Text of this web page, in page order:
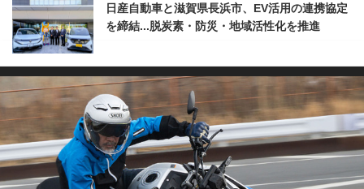
日産自動車と滋賀県長浜市、EV活用の連携協定
を締結...脱炭素・防災・地域活性化を推進